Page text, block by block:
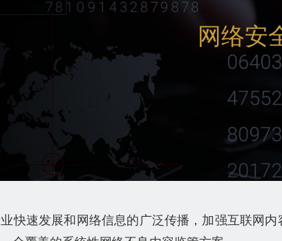
网络安
快速发展和网络信息的广泛传播，加强互联网